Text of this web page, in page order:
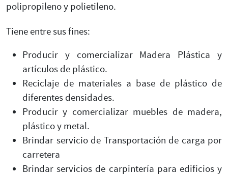
polipropileno y polietileno.
Tiene entre sus fines:
Producir y comercializar Madera Plástica y
artículos de plástico.
Reciclaje de materiales a base de plástico de
diferentes densidades.
Producir y comercializar muebles de madera,
plástico y metal.
Brindar servicio de Transportación de carga por
carretera
Brindar servicios de carpintería para edificios y